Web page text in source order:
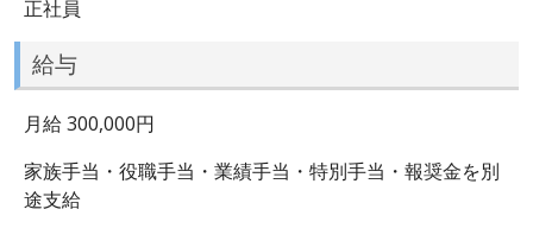
正社員
給与
月給 300,000円
家族手当・役職手当・業績手当・特別手当・報奨金を別
途支給